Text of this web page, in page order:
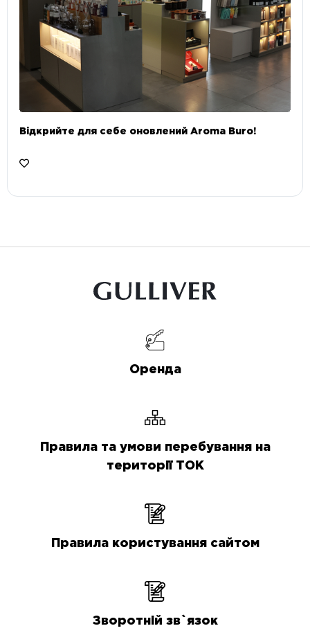
Відкрийте для себе оновлений Aroma Buro! ⠀
Оренда
Правила та умови перебування на
території ТОК
Правила користування сайтом
Зворотній зв`язок